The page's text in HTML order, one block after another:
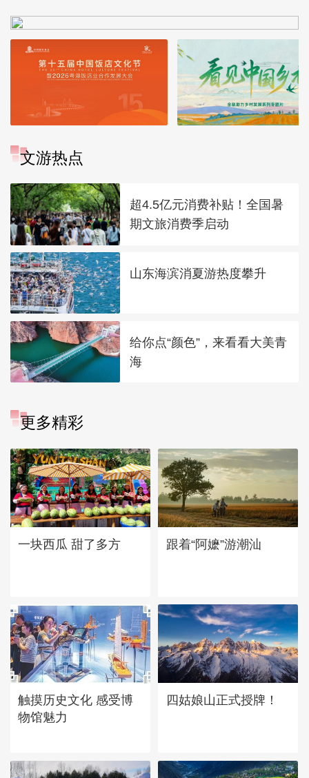
文游热点
超4.5亿元消费补贴！全国暑
期文旅消费季启动
山东海滨消夏游热度攀升
给你点“颜色”，来看看大美青
海
更多精彩
一块西瓜 甜了多方 跟着“阿嬷”游潮汕
触摸历史文化 感受博
物馆魅力
四姑娘山正式授牌！